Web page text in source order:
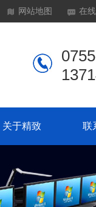
网站地图 在
关于精致 联